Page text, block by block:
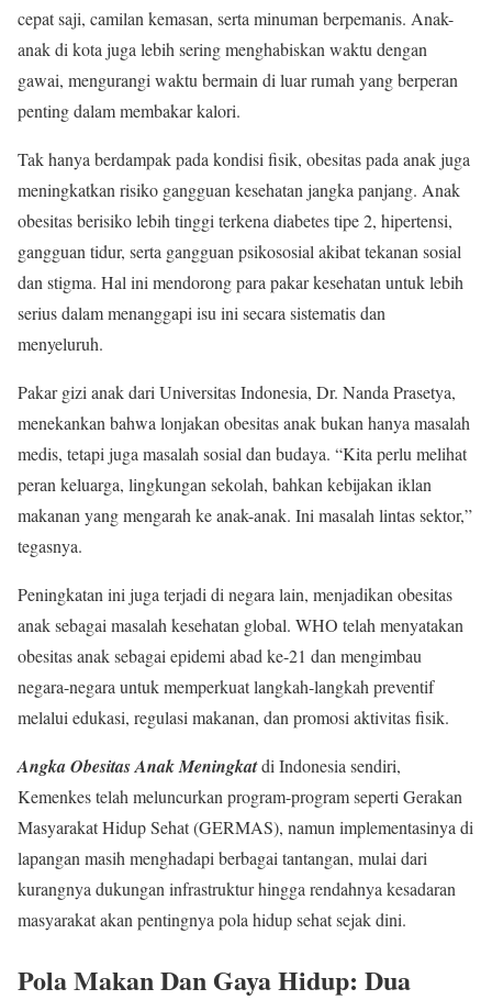
cepat saji, camilan kemasan, serta minuman berpemanis. Anak-
anak di kota juga lebih sering menghabiskan waktu dengan
gawai, mengurangi waktu bermain di luar rumah yang berperan
penting dalam membakar kalori.
Tak hanya berdampak pada kondisi fisik, obesitas pada anak juga
meningkatkan risiko gangguan kesehatan jangka panjang. Anak
obesitas berisiko lebih tinggi terkena diabetes tipe 2, hipertensi,
gangguan tidur, serta gangguan psikososial akibat tekanan sosial
dan stigma. Hal ini mendorong para pakar kesehatan untuk lebih
serius dalam menanggapi isu ini secara sistematis dan
menyeluruh.
Pakar gizi anak dari Universitas Indonesia, Dr. Nanda Prasetya,
menekankan bahwa lonjakan obesitas anak bukan hanya masalah
medis, tetapi juga masalah sosial dan budaya. “Kita perlu melihat
peran keluarga, lingkungan sekolah, bahkan kebijakan iklan
makanan yang mengarah ke anak-anak. Ini masalah lintas sektor,”
tegasnya.
Peningkatan ini juga terjadi di negara lain, menjadikan obesitas
anak sebagai masalah kesehatan global. WHO telah menyatakan
obesitas anak sebagai epidemi abad ke-21 dan mengimbau
negara-negara untuk memperkuat langkah-langkah preventif
melalui edukasi, regulasi makanan, dan promosi aktivitas fisik.
Angka Obesitas Anak Meningkatdi Indonesia sendiri,
Kemenkes telah meluncurkan program-program seperti Gerakan
Masyarakat Hidup Sehat (GERMAS), namun implementasinya di
lapangan masih menghadapi berbagai tantangan, mulai dari
kurangnya dukungan infrastruktur hingga rendahnya kesadaran
masyarakat akan pentingnya pola hidup sehat sejak dini.
Pola Makan Dan Gaya Hidup: Dua